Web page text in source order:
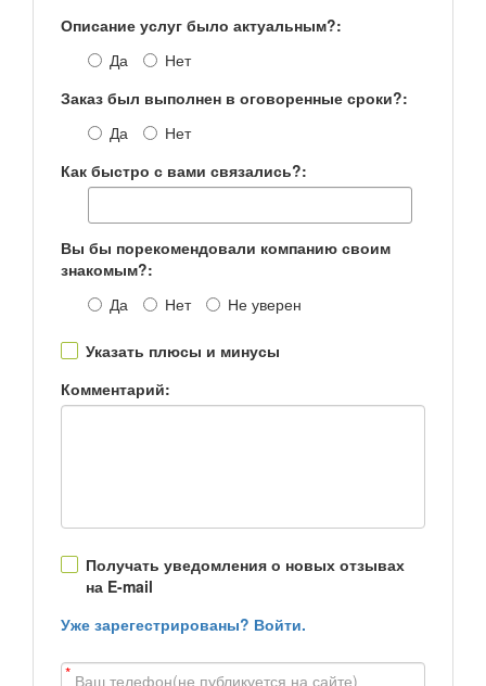
Описание услуг было актуальным?:
Да
Нет
Заказ был выполнен в оговоренные сроки?:
Да
Нет
Как быстро с вами связались?:
Вы бы порекомендовали компанию своим
знакомым?:
Да
Нет Не уверен
Указать плюсы и минусы
Комментарий:
Получать уведомления о новых отзывах
на E-mail
Уже зарегестрированы? Войти.
*